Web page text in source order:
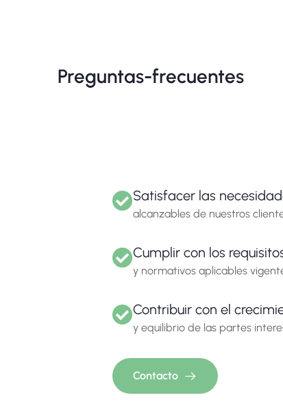
Preguntas-frecuentes
Satisfacer las
alcanzables de nuestros
Cumplir con los
y normativos aplicables
Contribuir con el
y equilibrio de las partes
Contacto